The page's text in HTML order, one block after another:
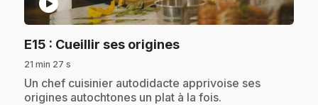
E15 : Cueillir ses origines.
21 min 27 s
.Un chef cuisinier autodidacte apprivoise ses
origines autochtones un plat à la fois.